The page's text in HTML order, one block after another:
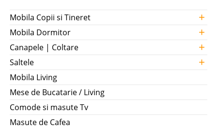
Mobila Copii si Tineret +
Mobila Dormitor +
Canapele | Coltare +
Saltele +
Mobila Living
Mese de Bucatarie / Living
Comode si masute Tv
Masute de Cafea